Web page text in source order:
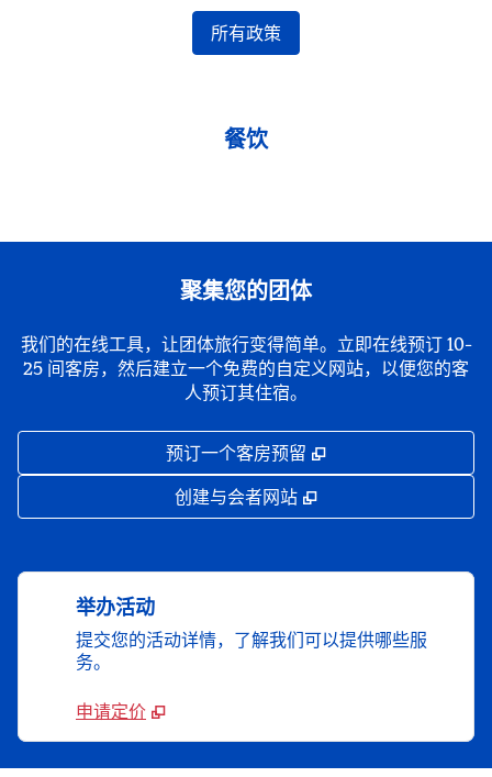
所有政策
餐饮
聚集您的团体
我们的在线工具，让团体旅行变得简单。立即在线预订 10-
25 间客房，然后建立一个免费的自定义网站，以便您的客
人预订其住宿。
预订一个客房预留 ,
创建与会者网站 ,
举办活动
提交您的活动详情，了解我们可以提供哪些服
务。
申请定价